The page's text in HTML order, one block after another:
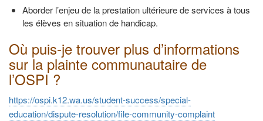
Aborder l’enjeu de la prestation ultérieure de services à tous
les élèves en situation de handicap.
Où puis-je trouver plus d’informations
sur la plainte communautaire de
l’OSPI ?
https://ospi.k12.wa.us/student-success/special-
education/dispute-resolution/file-community-complaint